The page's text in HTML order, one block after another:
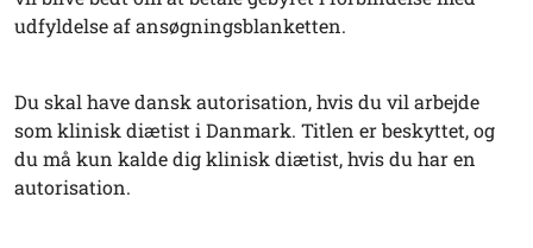
udfyldelse af ansøgningsblanketten.
Du skal have dansk autorisation, hvis du vil arbejde
som klinisk diætist i Danmark. Titlen er beskyttet, og
du må kun kalde dig klinisk diætist, hvis du har en
autorisation.